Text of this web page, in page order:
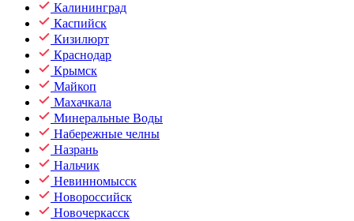
Калининград
Каспийск
Кизилюрт
Краснодар
Крымск
Майкоп
Махачкала
Минеральные Воды
Набережные челны
Назрань
Нальчик
Невинномысск
Новороссийск
Новочеркасск